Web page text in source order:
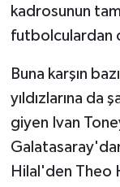
kadrosunun
futbolculardan
Buna karşın
yıldızlarına da
giyen Ivan
Hilal'den Theo